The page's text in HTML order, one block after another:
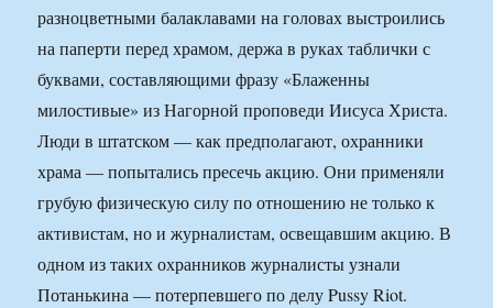
разноцветными балаклавами на головах выстроились
на паперти перед храмом, держа в руках таблички с
буквами, составляющими фразу «Блаженны
милостивые» из Нагорной проповеди Иисуса Христа.
Люди в штатском — как предполагают, охранники
храма — попытались пресечь акцию. Они применяли
грубую физическую силу по отношению не только к
активистам, но и журналистам, освещавшим акцию. В
одном из таких охранников журналисты узнали
Потанькина — потерпевшего по делу Pussy Riot.